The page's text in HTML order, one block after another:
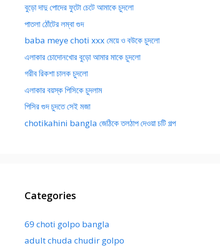
বুড়ো দাদু পোদের ফুটো চেটে আমাকে চুদলো
পাতলা ঠোঁটের লম্বা গুদ
baba meye choti xxx মেয়ে ও বউকে চুদলো
এলাকার চোদোনখোর বুড়ো আমার মাকে চুদলো
গরীব রিকশা চালক চুদলো
এলাকার বয়স্ক পিসিকে চুদলাম
পিসির গুদ চুদতে সেই মজা
chotikahini bangla জেঠিকে তলঠাপ দেওয়া চটি গল্প
Categories
69 choti golpo bangla
adult chuda chudir golpo